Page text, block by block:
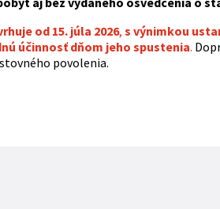
od 15. júla 2026, s výnimkou
účinnosť dňom jeho spustenia.
povolenia.